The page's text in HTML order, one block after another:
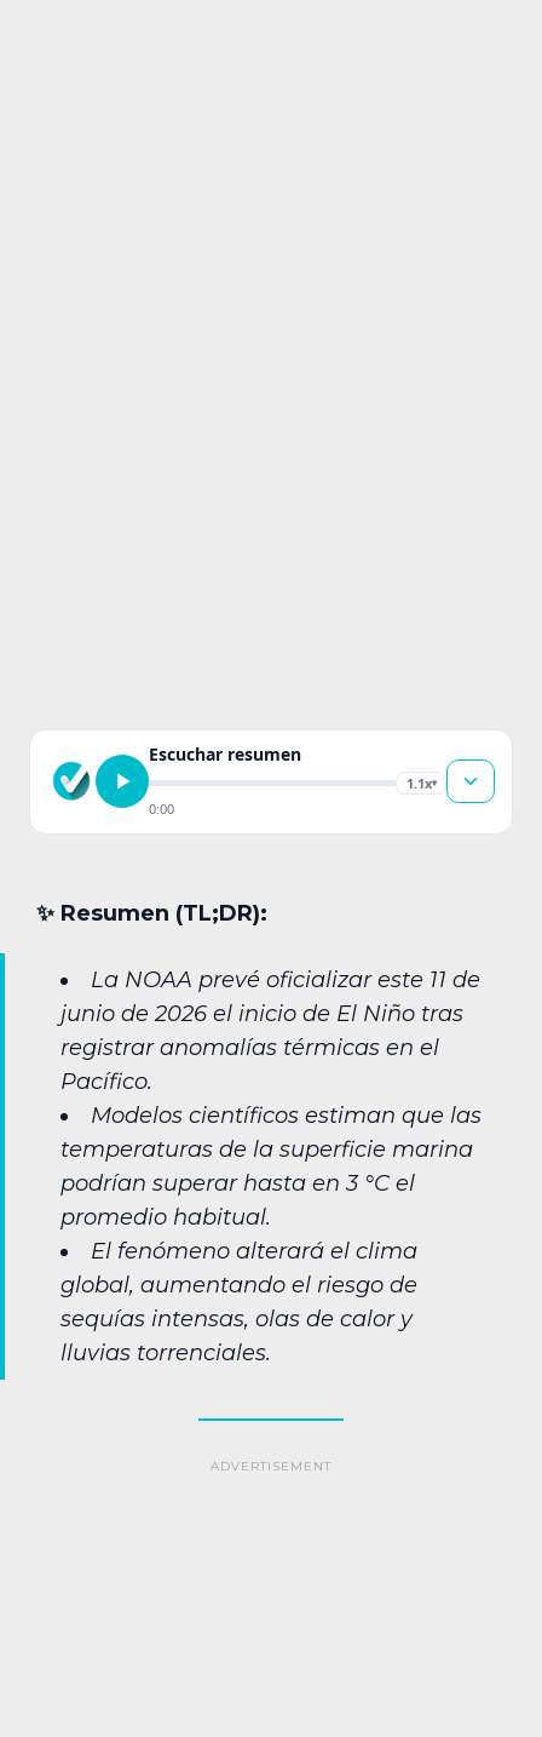
Escuchar resumen
1.1x▾
0:00
✨︎ Resumen (TL;DR):
La NOAA prevé oficializar este 11 de
junio de 2026 el inicio de El Niño tras
registrar anomalías térmicas en el
Pacífico.
Modelos científicos estiman que las
temperaturas de la superficie marina
podrían superar hasta en 3 °C el
promedio habitual.
El fenómeno alterará el clima
global, aumentando el riesgo de
sequías intensas, olas de calor y
lluvias torrenciales.